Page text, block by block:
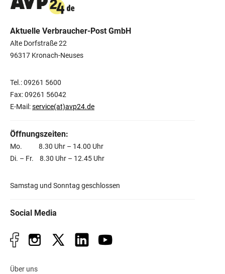
Aktuelle Verbraucher-Post GmbH
Alte Dorfstraße 22
96317 Kronach-Neuses
Tel.: 09261 5600
Fax: 09261 56042
E-Mail:service(at)avp24.de
Öffnungszeiten:
Mo. 8.30 Uhr – 14.00 Uhr
Di. – Fr. 8.30 Uhr – 12.45 Uhr
Samstag und Sonntag geschlossen
Social Media
Über uns